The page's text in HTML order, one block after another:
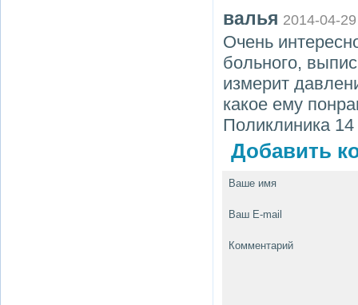
валья 2014-04-29
Очень
больного,
измерит
какое ему
Поликлиника
Добавить
Ваше имя
Ваш E-mail
Комментарий